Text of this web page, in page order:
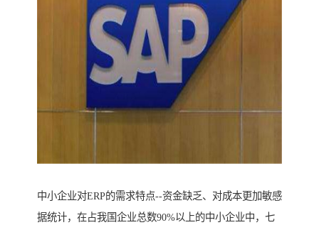
中小企业对ERP的需求特点--资金缺乏、对成本更加敏感
据统计，在占我国企业总数90%以上的中小企业中，七